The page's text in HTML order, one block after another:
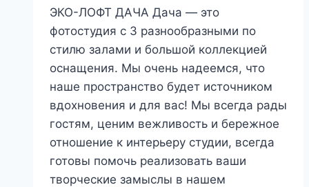
ЭКО-ЛОФТ ДАЧА Дача — это
фотостудия с 3 разнообразными по
стилю залами и большой коллекцией
оснащения. Мы очень надеемся, что
наше пространство будет источником
вдохновения и для вас! Мы всегда рады
гостям, ценим вежливость и бережное
отношение к интерьеру студии, всегда
готовы помочь реализовать ваши
творческие замыслы в нашем